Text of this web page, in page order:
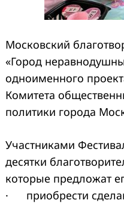
Московский
«Город
одноименного
Комитета
политики города
Участниками
десятки
которые предложат
· приобрести